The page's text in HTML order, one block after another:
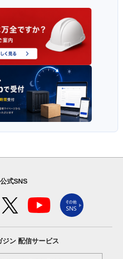
公式SNS
ジン 配信サービス